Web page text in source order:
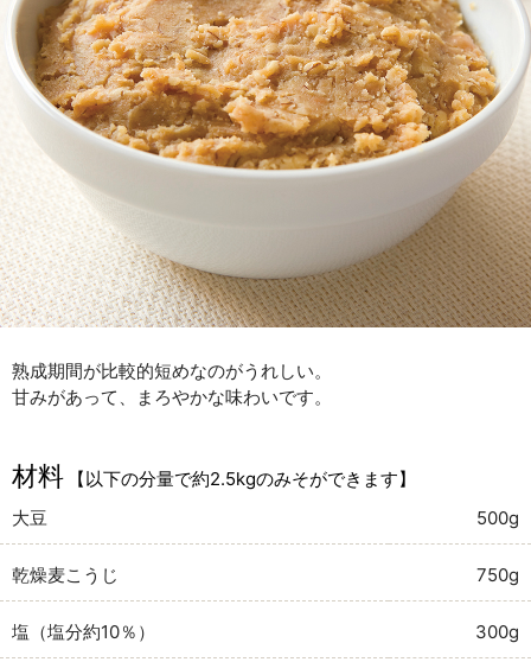
熟成期間が比較的短めなのがうれしい。
甘みがあって、まろやかな味わいです。
材料
【以下の分量で約2.5kgのみそができます】
大豆
500g
乾燥麦こうじ 750g
塩（塩分約10％） 300g